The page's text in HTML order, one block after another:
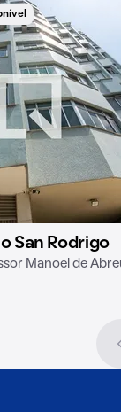
San Rodrigo
Manoel de